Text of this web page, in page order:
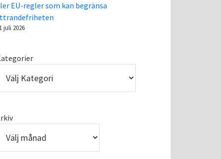
EU-regler som kan begränsa
juli 2026